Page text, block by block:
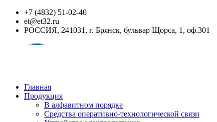
+7 (4832) 51-02-40
et@et32.ru
РОССИЯ, 241031, г. Брянск, бульвар Щорса, 1, оф.301
Главная
Продукция
В алфавитном порядке
Средства оперативно-технологической связи